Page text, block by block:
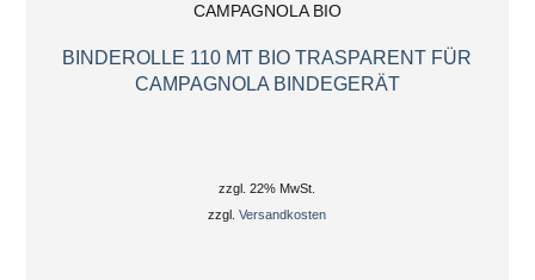
CAMPAGNOLA BIO
BINDEROLLE 110 MT BIO TRASPARENT FÜR
CAMPAGNOLA BINDEGERÄT
zzgl. 22% MwSt.
zzgl.Versandkosten